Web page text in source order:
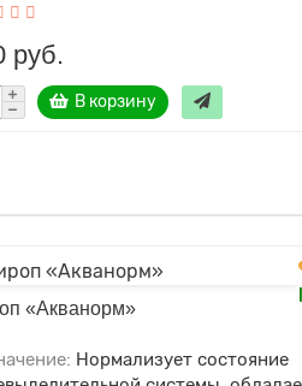
руб.
В корзину
«Акванорм»
Нормализует состояние